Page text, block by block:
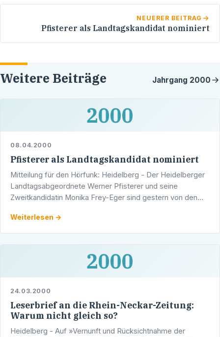
NEUERER BEITRAG
Pfisterer als Landtagskandidat nominiert
Weitere Beiträge Jahrgang 2000
2000
08.04.2000
Pfisterer als Landtagskandidat nominiert
Mitteilung für den Hörfunk: Heidelberg - Der Heidelberger
Landtagsabgeordnete Werner Pfisterer und seine
Zweitkandidatin Monika Frey-Eger sind gestern von den
…
Weiterlesen →
2000
24.03.2000
Leserbrief an die Rhein-Neckar-Zeitung:
Warum nicht gleich so?
Heidelberg - Auf »Vernunft und Rücksichtnahme der